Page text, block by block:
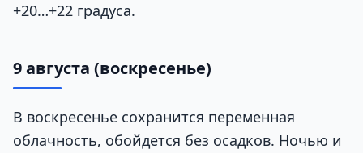
+20…+22 градуса.
9 августа (воскресенье)
В воскресенье сохранится переменная
облачность, обойдется без осадков. Ночью и